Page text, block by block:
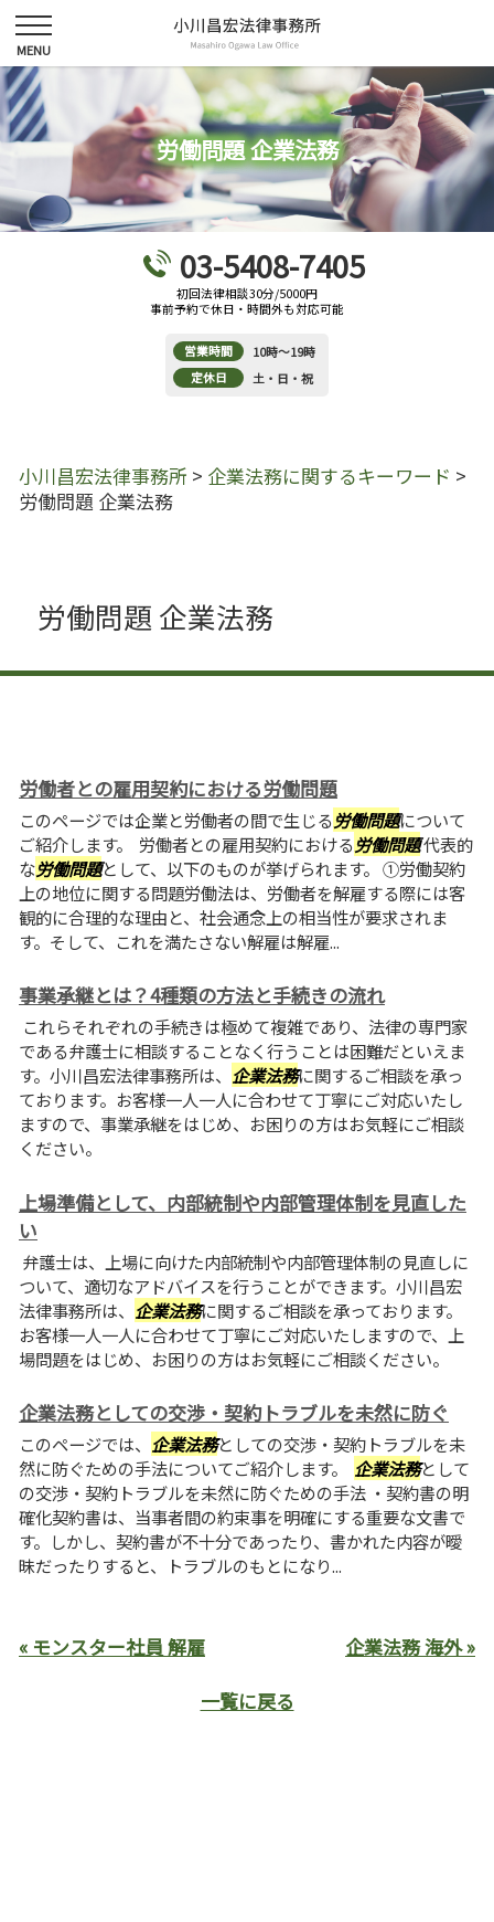
労働問題 企業法務
03-5408-7405
初回法律相談30分/5000円
事前予約で休日・時間外も対応可能
営業時間
10時～19時
定休日
土・日・祝
小川昌宏法律事務所 > 企業法務に関するキーワード >
労働問題 企業法務
労働問題 企業法務
労働者との雇用契約における労働問題
このページでは企業と労働者の間で生じる労働問題について
ご紹介します。 労働者との雇用契約における労働問題代表的
な労働問題として、以下のものが挙げられます。 ①労働契約
上の地位に関する問題労働法は、労働者を解雇する際には客
観的に合理的な理由と、社会通念上の相当性が要求されま
す。そして、これを満たさない解雇は解雇...
事業承継とは？4種類の方法と手続きの流れ
これらそれぞれの手続きは極めて複雑であり、法律の専門家
である弁護士に相談することなく行うことは困難だといえま
す。小川昌宏法律事務所は、 企業法務に関するご相談を承っ
ております。お客様一人一人に合わせて丁寧にご対応いたし
ますので、事業承継をはじめ、お困りの方はお気軽にご相談
ください。
上場準備として、内部統制や内部管理体制を見直した
い
弁護士は、上場に向けた内部統制や内部管理体制の見直しに
ついて、適切なアドバイスを行うことができます。小川昌宏
法律事務所は、 企業法務に関するご相談を承っております。
お客様一人一人に合わせて丁寧にご対応いたしますので、上
場問題をはじめ、お困りの方はお気軽にご相談ください。
企業法務としての交渉・契約トラブルを未然に防ぐ
このページでは、 企業法務としての交渉・契約トラブルを未
然に防ぐための手法についてご紹介します。 企業法務として
の交渉・契約トラブルを未然に防ぐための手法 ・契約書の明
確化契約書は、当事者間の約束事を明確にする重要な文書で
す。しかし、契約書が不十分であったり、書かれた内容が曖
昧だったりすると、トラブルのもとになり...
« モンスター社員 解雇
企業法務 海外 »
一覧に戻る